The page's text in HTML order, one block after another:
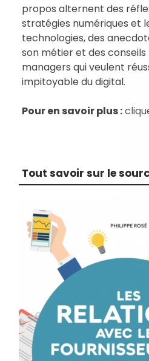
propos alternent des
stratégies numériques et
technologies, des
son métier et des
managers qui veulent
impitoyable du digital.
Pour en savoir plus :
Tout savoir sur le